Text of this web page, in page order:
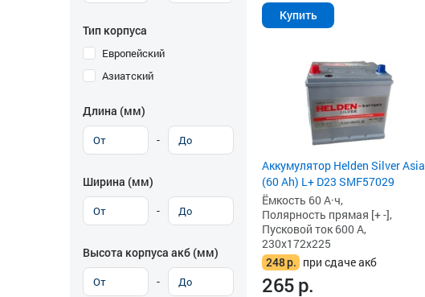
Тип корпуса
Европейский
Азиатский
Длина (мм)
-
Ширина (мм)
-
Высота корпуса акб (мм)
-
Купить
Аккумулятор Helden Silver Asia
(60 Ah) L+ D23 SMF57029
Ёмкость 60 А·ч,
Полярность прямая [+ -],
Пусковой ток 600 А,
230x172x225
248р. при сдаче акб
265р.